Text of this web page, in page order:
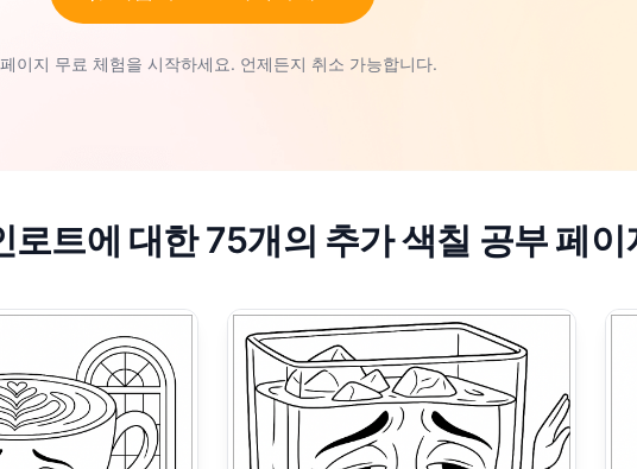
이지 무료 체험을 시작하세요. 언제든지 취소 가능합니다.
로트에 대한 75개의 추가 색칠 공부 페이